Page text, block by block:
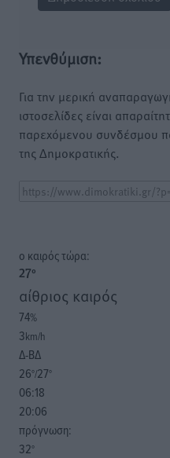
Υπενθύμιση:
Για την μερική
ιστοσελίδες είναι
παρεχόμενου συνδέσμου
της Δημοκρατικής.
o καιρός τώρα:
27°
αίθριος καιρός
74%
3km/h
Δ-ΒΔ
26°/27°
06:18
20:06
πρόγνωση:
32°